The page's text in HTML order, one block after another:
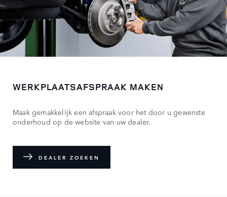
WERKPLAATSAFSPRAAK MAKEN
Maak gemakkelijk een afspraak voor het door u gewenste
onderhoud op de website van uw dealer.
DEALER ZOEKEN